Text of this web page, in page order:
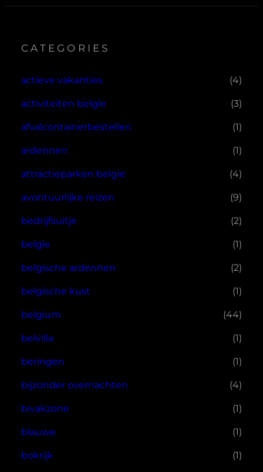
CATEGORIES
actieve vakanties (4)
activiteiten belgie (3)
afvalcontainerbestellen (1)
ardennen (1)
attractieparken belgie (4)
avontuurlijke reizen (9)
bedrijfsuitje (2)
belgie (1)
belgische ardennen (2)
belgische kust (1)
belgium (44)
belvilla (1)
beringen (1)
bijzonder overnachten (4)
bivakzone (1)
blauwe (1)
bokrijk (1)